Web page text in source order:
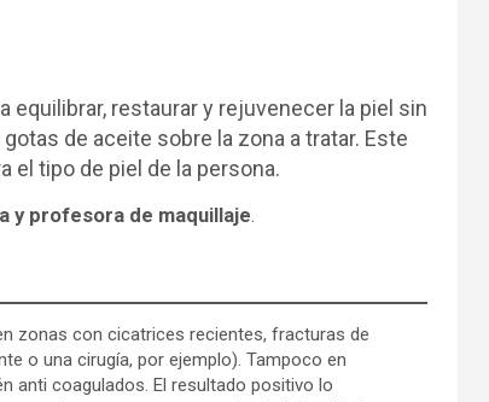
equilibrar, restaurar y rejuvenecer la piel sin
de aceite sobre la zona a tratar. Este
el tipo de piel de la persona.
y profesora de maquillaje.
zonas con cicatrices recientes, fracturas de
o una cirugía, por ejemplo). Tampoco en
anti coagulados. El resultado positivo lo